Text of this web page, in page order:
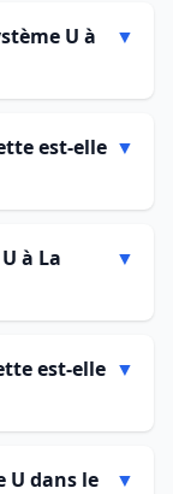
U à
▼
est-elle ▼
à La
▼
est-elle ▼
U dans le
▼